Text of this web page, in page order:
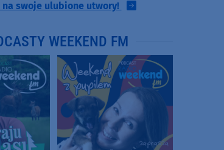
na swoje ulubione utwory!
WEEKEND FM